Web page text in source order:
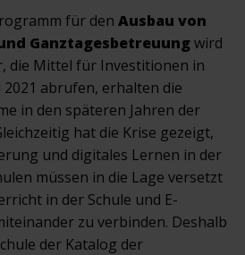
für den Ausbau von
Ganztagesbetreuungwird
die Mittel für Investitionen in
2021 abrufen, erhalten die
in den späteren Jahren der
hat die Krise gezeigt,
und digitales Lernen in der
müssen in die Lage versetzt
in der Schule und E-
zu verbinden. Deshalb
der Katalog der